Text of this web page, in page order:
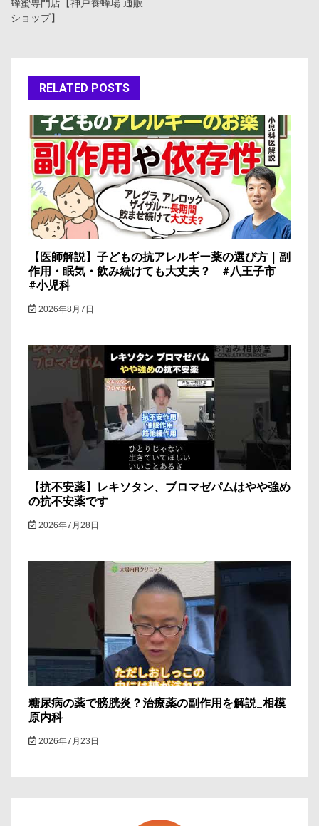
ナ
ー
シ
ョ
ン
蜂蜜専門店【神戸養蜂場 通販
ショップ】
RELATED POSTS
【医師解説】子どもの抗アレルギー薬の選び方｜副
作用・眠気・飲み続けても大丈夫？ #八王子市
#小児科
2026年8月7日
【抗不安薬】レキソタン、ブロマゼパムはやや強め
の抗不安薬です
2026年7月28日
糖尿病の薬で膀胱炎？治療薬の副作用を解説_相模
原内科
2026年7月23日